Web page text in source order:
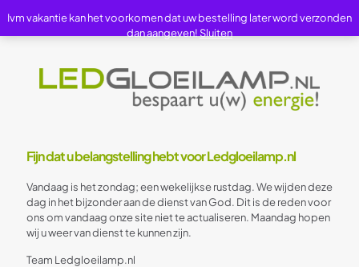
Fijn dat u belangstelling hebt voor Ledgloeilamp.nl
Vandaag is het zondag; een wekelijkse rustdag. We wijden deze
dag in het bijzonder aan de dienst van God. Dit is de reden voor
ons om vandaag onze site niet te actualiseren. Maandag hopen
wij u weer van dienst te kunnen zijn.
Team Ledgloeilamp.nl
Ivm vakantie kan het voorkomen dat uw bestelling later word verzonden
dan aangeven! Sluiten